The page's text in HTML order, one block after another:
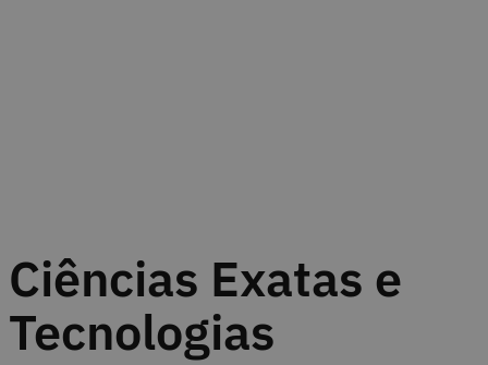
Ciências Exatas e
Tecnologias